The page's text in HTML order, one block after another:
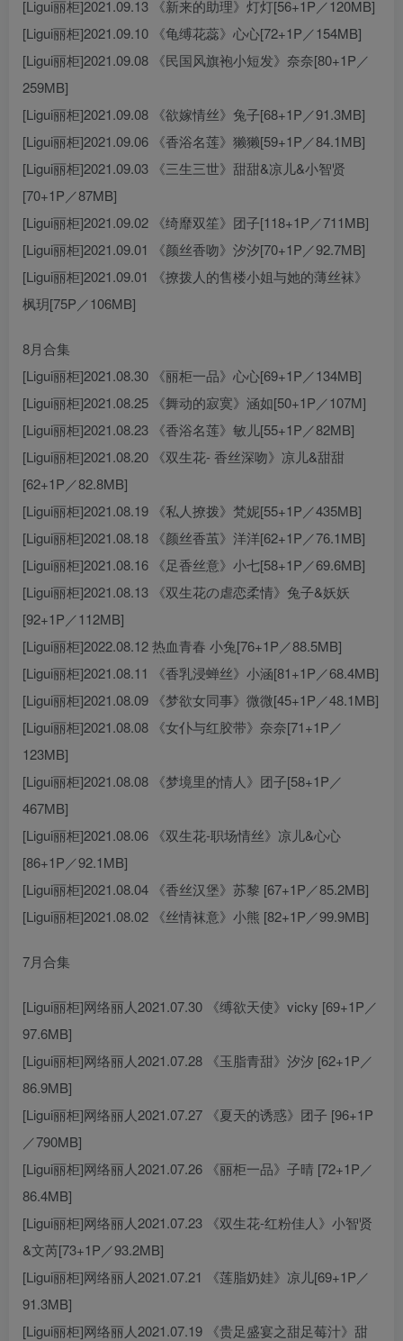
[Ligui丽柜]2021.09.13 《新来的助理》灯灯[56+1P／120MB]
[Ligui丽柜]2021.09.10 《龟缚花蕊》心心[72+1P／154MB]
[Ligui丽柜]2021.09.08 《民国风旗袍小短发》奈奈[80+1P／
259MB]
[Ligui丽柜]2021.09.08 《欲嫁情丝》兔子[68+1P／91.3MB]
[Ligui丽柜]2021.09.06 《香浴名莲》獭獭[59+1P／84.1MB]
[Ligui丽柜]2021.09.03 《三生三世》甜甜&凉儿&小智贤
[70+1P／87MB]
[Ligui丽柜]2021.09.02 《绮靡双笙》团子[118+1P／711MB]
[Ligui丽柜]2021.09.01 《颜丝香吻》汐汐[70+1P／92.7MB]
[Ligui丽柜]2021.09.01 《撩拨人的售楼小姐与她的薄丝袜》
枫玥[75P／106MB]
8月合集
[Ligui丽柜]2021.08.30 《丽柜一品》心心[69+1P／134MB]
[Ligui丽柜]2021.08.25 《舞动的寂寞》涵如[50+1P／107M]
[Ligui丽柜]2021.08.23 《香浴名莲》敏儿[55+1P／82MB]
[Ligui丽柜]2021.08.20 《双生花- 香丝深吻》凉儿&甜甜
[62+1P／82.8MB]
[Ligui丽柜]2021.08.19 《私人撩拨》梵妮[55+1P／435MB]
[Ligui丽柜]2021.08.18 《颜丝香茧》洋洋[62+1P／76.1MB]
[Ligui丽柜]2021.08.16 《足香丝意》小七[58+1P／69.6MB]
[Ligui丽柜]2021.08.13 《双生花の虐恋柔情》兔子&妖妖
[92+1P／112MB]
[Ligui丽柜]2022.08.12 热血青春 小兔[76+1P／88.5MB]
[Ligui丽柜]2021.08.11 《香乳浸蝉丝》小涵[81+1P／68.4MB]
[Ligui丽柜]2021.08.09 《梦欲女同事》微微[45+1P／48.1MB]
[Ligui丽柜]2021.08.08 《女仆与红胶带》奈奈[71+1P／
123MB]
[Ligui丽柜]2021.08.08 《梦境里的情人》团子[58+1P／
467MB]
[Ligui丽柜]2021.08.06 《双生花-职场情丝》凉儿&心心
[86+1P／92.1MB]
[Ligui丽柜]2021.08.04 《香丝汉堡》苏黎 [67+1P／85.2MB]
[Ligui丽柜]2021.08.02 《丝情袜意》小熊 [82+1P／99.9MB]
7月合集
[Ligui丽柜]网络丽人2021.07.30 《缚欲天使》vicky [69+1P／
97.6MB]
[Ligui丽柜]网络丽人2021.07.28 《玉脂青甜》汐汐 [62+1P／
86.9MB]
[Ligui丽柜]网络丽人2021.07.27 《夏天的诱惑》团子 [96+1P
／790MB]
[Ligui丽柜]网络丽人2021.07.26 《丽柜一品》子晴 [72+1P／
86.4MB]
[Ligui丽柜]网络丽人2021.07.23 《双生花-红粉佳人》小智贤
&文芮[73+1P／93.2MB]
[Ligui丽柜]网络丽人2021.07.21 《莲脂奶娃》凉儿[69+1P／
91.3MB]
[Ligui丽柜]网络丽人2021.07.19 《贵足盛宴之甜足莓汁》甜